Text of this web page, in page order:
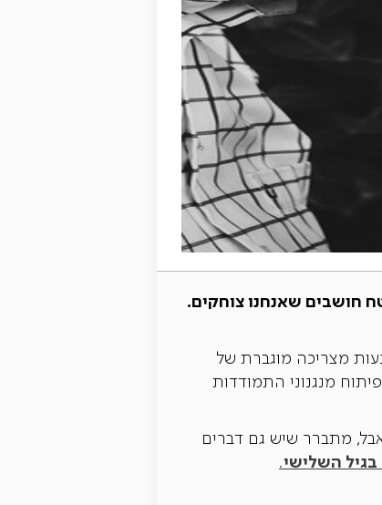
חושבים שאנחנו צוחקים.
מצריכה מוגברת של
מנגנוני התמודדות
מתברר שיש גם דברים
בגיל השלישי.